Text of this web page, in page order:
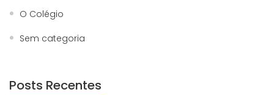
O Colégio
Sem categoria
Posts Recentes